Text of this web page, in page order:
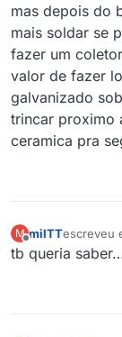
mas depois do
mais soldar se
fazer um
valor de fazer
galvanizado
trincar proximo
ceramica pra
M
Offline
milTTescreveu
última
tb queria